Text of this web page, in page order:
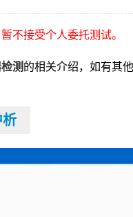
不接受个人委托测试。
测的相关介绍，如有其
析